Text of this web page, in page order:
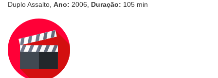
Duplo Assalto, Ano: 2006, Duração: 105 min